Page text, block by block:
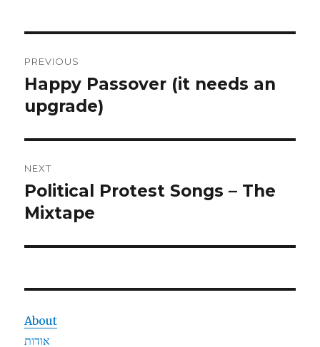
navigation
PREVIOUS
Previous
post:
Happy Passover (it needs an
upgrade)
NEXT
Next
post:
Political Protest Songs – The
Mixtape
About
אודות